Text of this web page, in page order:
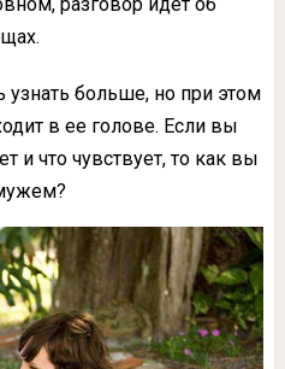
разговор идет об
узнать больше, но при этом
в ее голове. Если вы
и что чувствует, то как вы